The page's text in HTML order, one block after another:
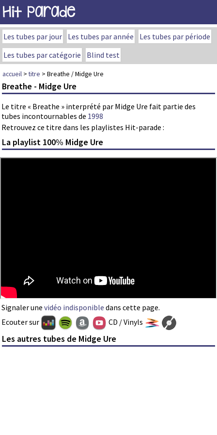
Hit Parade
Les tubes par jour Les tubes par année
Les tubes par période
Les tubes par catégorie
Blind test
accueil >titre > Breathe / Midge Ure
Breathe - Midge Ure
Le titre « Breathe » interprété par Midge Ure fait partie des
tubes incontournables de 1998
Retrouvez ce titre dans les playlistes Hit-parade :
La playlist 100% Midge Ure
Signaler une vidéo indisponible dans cette page.
Ecouter sur
CD / Vinyls
Les autres tubes de Midge Ure